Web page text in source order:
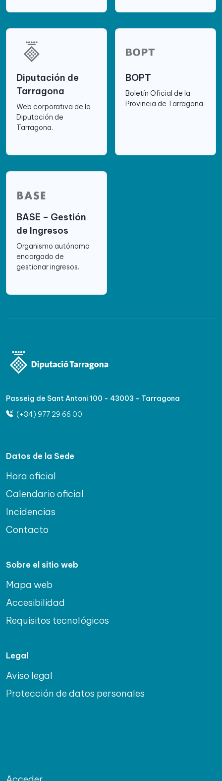
Diputación de
Tarragona
Web corporativa de la
Diputación de
Tarragona.
BOPT
Boletín Oficial de la
Provincia de Tarragona
BASE – Gestión
de Ingresos
Organismo autónomo
encargado de
gestionar ingresos.
Passeig de Sant Antoni 100 - 43003 - Tarragona
(+34) 977 29 66 00
Datos de la Sede
Hora oficial
Calendario oficial
Incidencias
Contacto
Sobre el sitio web
Mapa web
Accesibilidad
Requisitos tecnológicos
Legal
Aviso legal
Protección de datos personales